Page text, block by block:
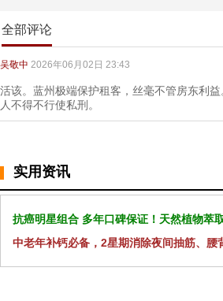
全部评论
吴敬中 2026年06月02日 23:43
活该。蓝州极端保护租客，丝毫不管房东利
人不得不行使私刑。
实用资讯
抗癌明星组合 多年口碑保证！天然植物萃
中老年补钙必备，2星期消除夜间抽筋、